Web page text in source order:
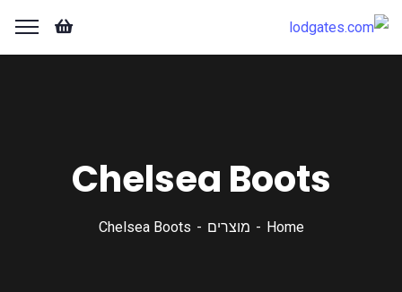
Chelsea Boots
Home מוצרים Chelsea Boots